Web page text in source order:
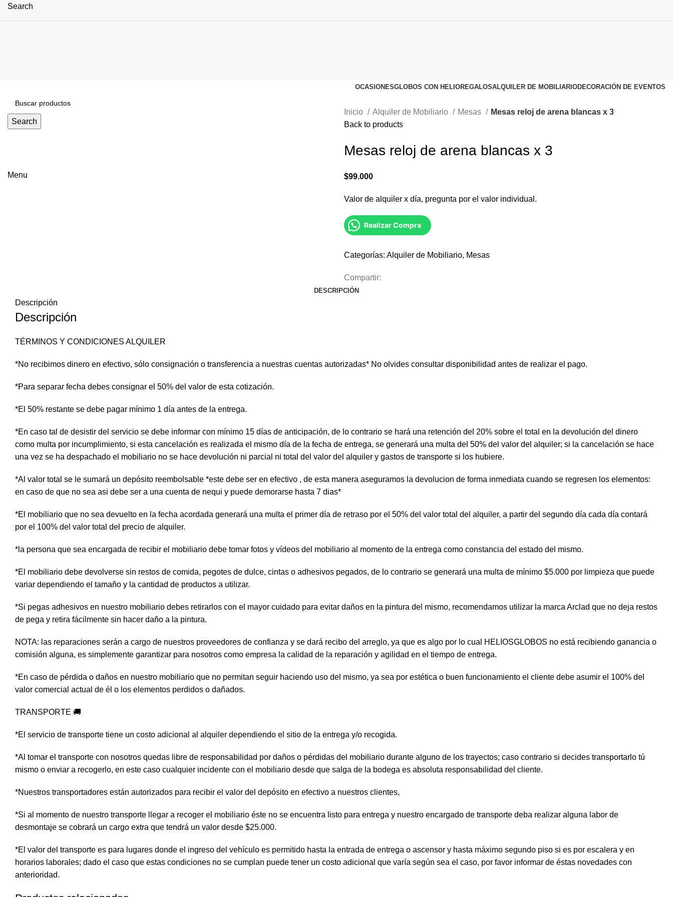
Search
Menu
OCASIONESGLOBOS CON HELIOREGALOSALQUILER DE MOBILIARIODECORACIÓN DE EVENTOS
Search
Inicio Alquiler de Mobiliario Mesas
Mesas reloj de arena blancas x 3
Back to products
Mesas reloj de arena blancas x 3
$99.000
Valor de alquiler x día, pregunta por el valor individual.
Realizar Compra
Categorías: Alquiler de Mobiliario, Mesas
Compartir:
DESCRIPCIÓN
Descripción
Descripción
TÉRMINOS Y CONDICIONES ALQUILER
*No recibimos dinero en efectivo, sólo consignación o transferencia a nuestras cuentas autorizadas* No olvides consultar disponibilidad antes de realizar el pago.
*Para separar fecha debes consignar el 50% del valor de esta cotización.
*El 50% restante se debe pagar mínimo 1 día antes de la entrega.
*En caso tal de desistir del servicio se debe informar con mínimo 15 días de anticipación, de lo contrario se hará una retención del 20% sobre el total en la devolución del dinero
como multa por incumplimiento, si esta cancelación es realizada el mismo día de la fecha de entrega, se generará una multa del 50% del valor del alquiler; si la cancelación se hace
una vez se ha despachado el mobiliario no se hace devolución ni parcial ni total del valor del alquiler y gastos de transporte si los hubiere.
*Al valor total se le sumará un depósito reembolsable *este debe ser en efectivo , de esta manera aseguramos la devolucion de forma inmediata cuando se regresen los elementos:
en caso de que no sea asi debe ser a una cuenta de nequi y puede demorarse hasta 7 dias*
*El mobiliario que no sea devuelto en la fecha acordada generará una multa el primer día de retraso por el 50% del valor total del alquiler, a partir del segundo día cada día contará
por el 100% del valor total del precio de alquiler.
*la persona que sea encargada de recibir el mobiliario debe tomar fotos y vídeos del mobiliario al momento de la entrega como constancia del estado del mismo.
*El mobiliario debe devolverse sin restos de comida, pegotes de dulce, cintas o adhesivos pegados, de lo contrario se generará una multa de mínimo $5.000 por limpieza que puede
variar dependiendo el tamaño y la cantidad de productos a utilizar.
*Si pegas adhesivos en nuestro mobiliario debes retirarlos con el mayor cuidado para evitar daños en la pintura del mismo, recomendamos utilizar la marca Arclad que no deja restos
de pega y retira fácilmente sin hacer daño a la pintura.
NOTA: las reparaciones serán a cargo de nuestros proveedores de confianza y se dará recibo del arreglo, ya que es algo por lo cual HELIOSGLOBOS no está recibiendo ganancia o
comisión alguna, es simplemente garantizar para nosotros como empresa la calidad de la reparación y agilidad en el tiempo de entrega.
*En caso de pérdida o daños en nuestro mobiliario que no permitan seguir haciendo uso del mismo, ya sea por estética o buen funcionamiento el cliente debe asumir el 100% del
valor comercial actual de él o los elementos perdidos o dañados.
TRANSPORTE 🚚
*El servicio de transporte tiene un costo adicional al alquiler dependiendo el sitio de la entrega y/o recogida.
*Al tomar el transporte con nosotros quedas libre de responsabilidad por daños o pérdidas del mobiliario durante alguno de los trayectos; caso contrario si decides transportarlo tú
mismo o enviar a recogerlo, en este caso cualquier incidente con el mobiliario desde que salga de la bodega es absoluta responsabilidad del cliente.
*Nuestros transportadores están autorizados para recibir el valor del depósito en efectivo a nuestros clientes,
*Si al momento de nuestro transporte llegar a recoger el mobiliario éste no se encuentra listo para entrega y nuestro encargado de transporte deba realizar alguna labor de
desmontaje se cobrará un cargo extra que tendrá un valor desde $25.000.
*El valor del transporte es para lugares donde el ingreso del vehículo es permitido hasta la entrada de entrega o ascensor y hasta máximo segundo piso si es por escalera y en
horarios laborales; dado el caso que estas condiciones no se cumplan puede tener un costo adicional que varía según sea el caso, por favor informar de éstas novedades con
anterioridad.